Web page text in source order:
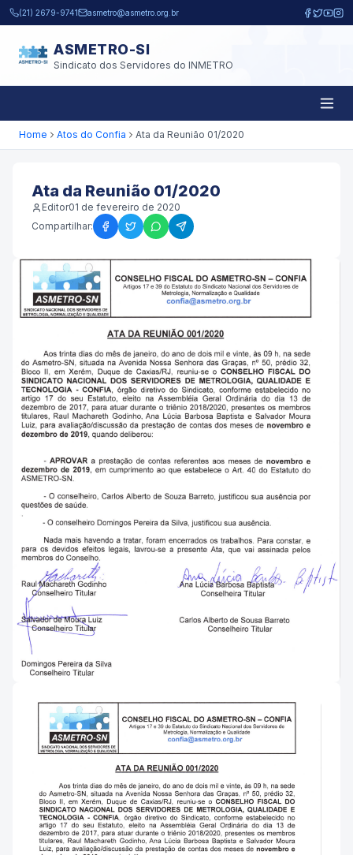
Pular para o conteúdo principal
(21) 2679-9741 asmetro@asmetro.org.br
ASMETRO-SI
Sindicato dos Servidores do INMETRO
Home Atos do Confia Ata da Reunião 01/2020
Ata da Reunião 01/2020
Editor01 de fevereiro de 2020
Compartilhar: